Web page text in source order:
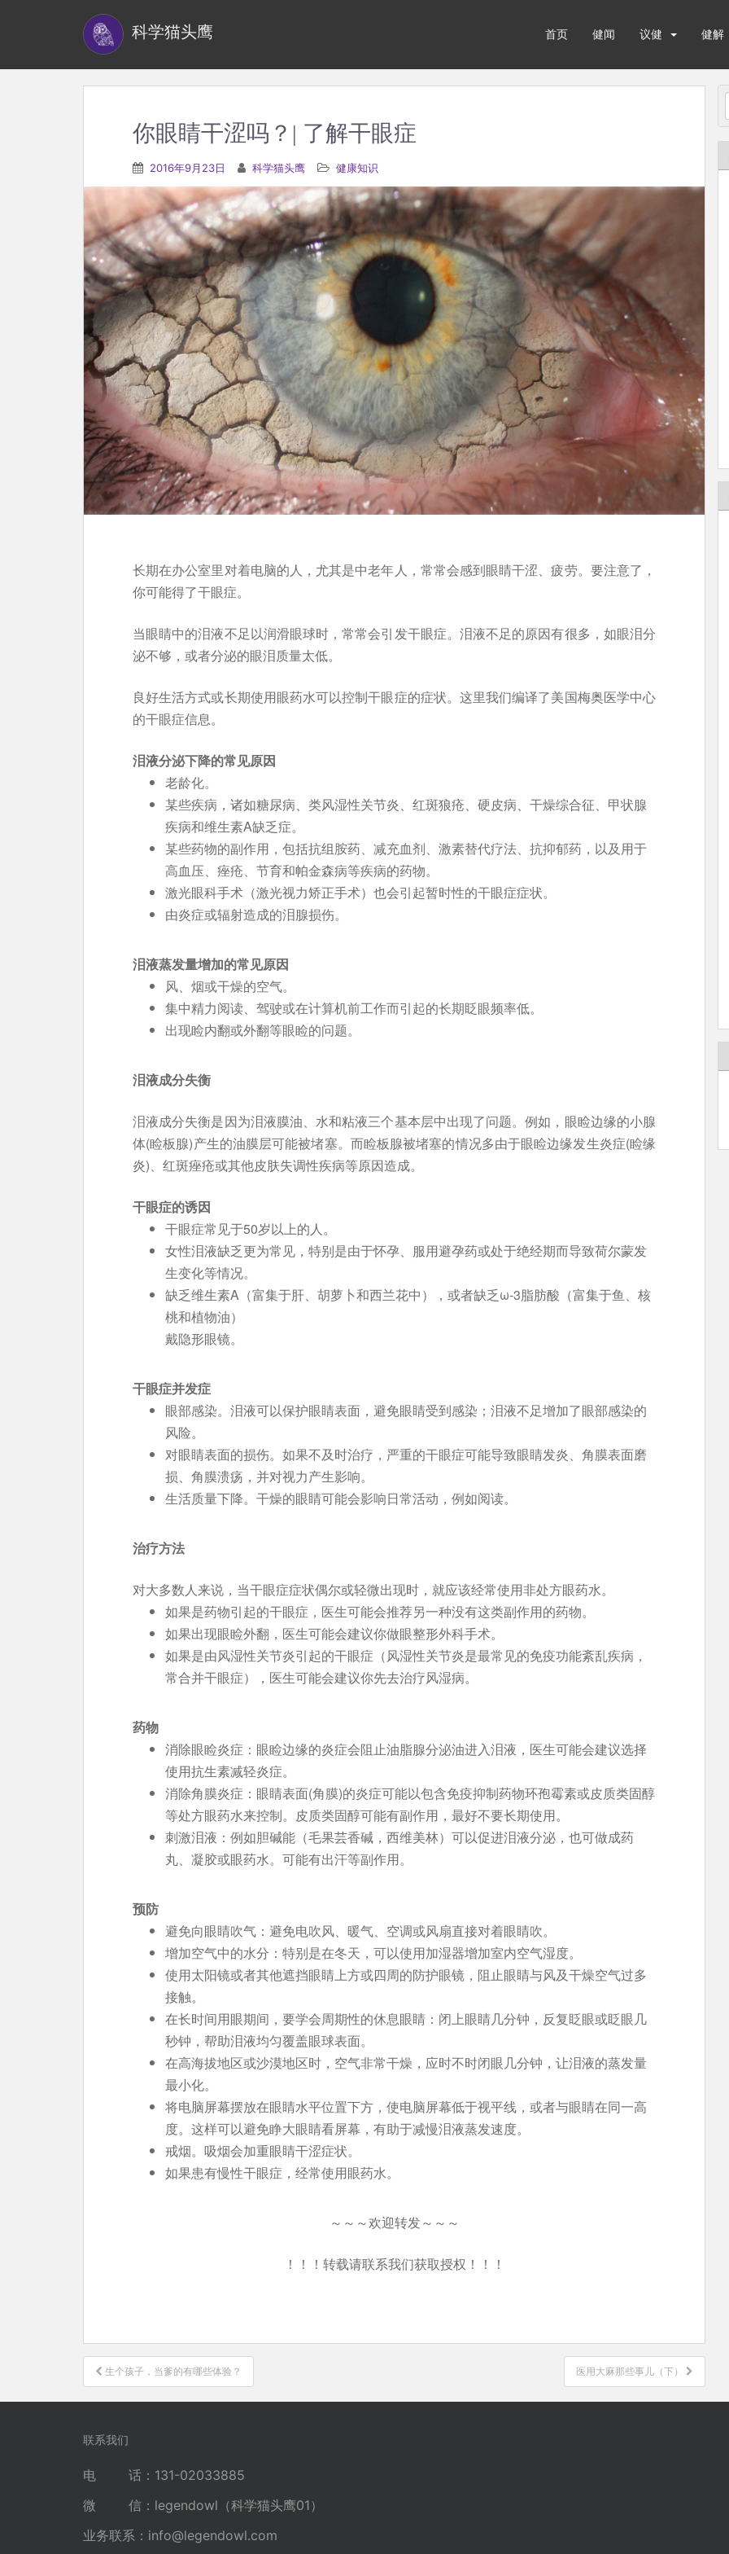
科学猫头鹰 首页 健闻 议健 健解
你眼睛干涩吗？| 了解干眼症
2016年9月23日 科学猫头鹰 健康知识
长期在办公室里对着电脑的人，尤其是中老年人，常常会感到眼睛干涩、疲劳。要注意了，
你可能得了干眼症。
当眼睛中的泪液不足以润滑眼球时，常常会引发干眼症。泪液不足的原因有很多，如眼泪分
泌不够，或者分泌的眼泪质量太低。
良好生活方式或长期使用眼药水可以控制干眼症的症状。这里我们编译了美国梅奥医学中心
的干眼症信息。
泪液分泌下降的常见原因
老龄化。
某些疾病，诸如糖尿病、类风湿性关节炎、红斑狼疮、硬皮病、干燥综合征、甲状腺
疾病和维生素A缺乏症。
某些药物的副作用，包括抗组胺药、减充血剂、激素替代疗法、抗抑郁药，以及用于
高血压、痤疮、节育和帕金森病等疾病的药物。
激光眼科手术（激光视力矫正手术）也会引起暂时性的干眼症症状。
由炎症或辐射造成的泪腺损伤。
泪液蒸发量增加的常见原因
风、烟或干燥的空气。
集中精力阅读、驾驶或在计算机前工作而引起的长期眨眼频率低。
出现睑内翻或外翻等眼睑的问题。
泪液成分失衡
泪液成分失衡是因为泪液膜油、水和粘液三个基本层中出现了问题。例如，眼睑边缘的小腺
体(睑板腺)产生的油膜层可能被堵塞。而睑板腺被堵塞的情况多由于眼睑边缘发生炎症(睑缘
炎)、红斑痤疮或其他皮肤失调性疾病等原因造成。
干眼症的诱因
干眼症常见于50岁以上的人。
女性泪液缺乏更为常见，特别是由于怀孕、服用避孕药或处于绝经期而导致荷尔蒙发
生变化等情况。
缺乏维生素A（富集于肝、胡萝卜和西兰花中），或者缺乏ω-3脂肪酸（富集于鱼、核
桃和植物油）
戴隐形眼镜。
干眼症并发症
眼部感染。泪液可以保护眼睛表面，避免眼睛受到感染；泪液不足增加了眼部感染的
风险。
对眼睛表面的损伤。如果不及时治疗，严重的干眼症可能导致眼睛发炎、角膜表面磨
损、角膜溃疡，并对视力产生影响。
生活质量下降。干燥的眼睛可能会影响日常活动，例如阅读。
治疗方法
对大多数人来说，当干眼症症状偶尔或轻微出现时，就应该经常使用非处方眼药水。
如果是药物引起的干眼症，医生可能会推荐另一种没有这类副作用的药物。
如果出现眼睑外翻，医生可能会建议你做眼整形外科手术。
如果是由风湿性关节炎引起的干眼症（风湿性关节炎是最常见的免疫功能紊乱疾病，
常合并干眼症），医生可能会建议你先去治疗风湿病。
药物
消除眼睑炎症：眼睑边缘的炎症会阻止油脂腺分泌油进入泪液，医生可能会建议选择
使用抗生素减轻炎症。
消除角膜炎症：眼睛表面(角膜)的炎症可能以包含免疫抑制药物环孢霉素或皮质类固醇
等处方眼药水来控制。皮质类固醇可能有副作用，最好不要长期使用。
刺激泪液：例如胆碱能（毛果芸香碱，西维美林）可以促进泪液分泌，也可做成药
丸、凝胶或眼药水。可能有出汗等副作用。
预防
避免向眼睛吹气：避免电吹风、暖气、空调或风扇直接对着眼睛吹。
增加空气中的水分：特别是在冬天，可以使用加湿器增加室内空气湿度。
使用太阳镜或者其他遮挡眼睛上方或四周的防护眼镜，阻止眼睛与风及干燥空气过多
接触。
在长时间用眼期间，要学会周期性的休息眼睛：闭上眼睛几分钟，反复眨眼或眨眼几
秒钟，帮助泪液均匀覆盖眼球表面。
在高海拔地区或沙漠地区时，空气非常干燥，应时不时闭眼几分钟，让泪液的蒸发量
最小化。
将电脑屏幕摆放在眼睛水平位置下方，使电脑屏幕低于视平线，或者与眼睛在同一高
度。这样可以避免睁大眼睛看屏幕，有助于减慢泪液蒸发速度。
戒烟。吸烟会加重眼睛干涩症状。
如果患有慢性干眼症，经常使用眼药水。
～～～欢迎转发～～～
！！！转载请联系我们获取授权！！！
文
章
导
生个孩子，当爹的有哪些体验？ 医用大麻那些事儿（下）
联系我们
电 话：131-02033885
微 信：legendowl（科学猫头鹰01）
业务联系： info@legendowl.com